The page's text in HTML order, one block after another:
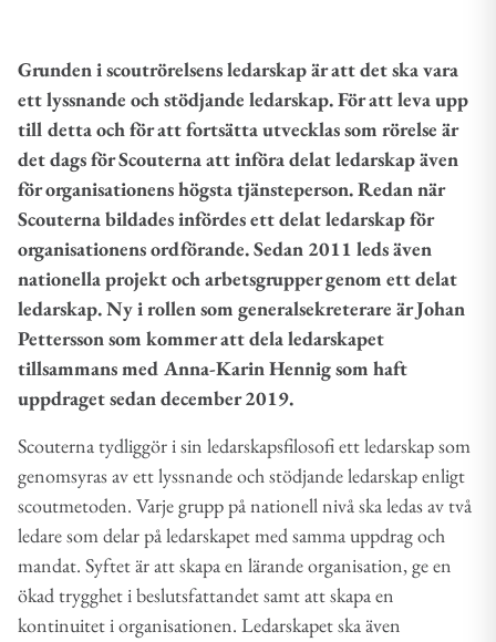
Grunden i scoutrörelsens ledarskap är att det ska vara
ett lyssnande och stödjande ledarskap. För att leva upp
till detta och för att fortsätta utvecklas som rörelse är
det dags för Scouterna att införa delat ledarskap även
för organisationens högsta tjänsteperson. Redan när
Scouterna bildades infördes ett delat ledarskap för
organisationens ordförande. Sedan 2011 leds även
nationella projekt och arbetsgrupper genom ett delat
ledarskap. Ny i rollen som generalsekreterare är Johan
Pettersson som kommer att dela ledarskapet
tillsammans med Anna-Karin Hennig som haft
uppdraget sedan december 2019.
Scouterna tydliggör i sin ledarskapsfilosofi ett ledarskap som
genomsyras av ett lyssnande och stödjande ledarskap enligt
scoutmetoden. Varje grupp på nationell nivå ska ledas av två
ledare som delar på ledarskapet med samma uppdrag och
mandat. Syftet är att skapa en lärande organisation, ge en
ökad trygghet i beslutsfattandet samt att skapa en
kontinuitet i organisationen. Ledarskapet ska även